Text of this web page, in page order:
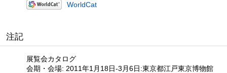
WorldCat
注記
展覧会カタログ
会期・会場: 2011年1月18日-3月6日:東京都江戸東京博物館